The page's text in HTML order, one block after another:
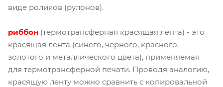
виде роликов (рулонов).
риббон (термотрансферная красящая лента) - это
красящая лента (синего, черного, красного,
золотого и металлического цвета), применяемая
для термотрансферной печати. Проводя аналогию,
красящую ленту можно сравнить с копировальной